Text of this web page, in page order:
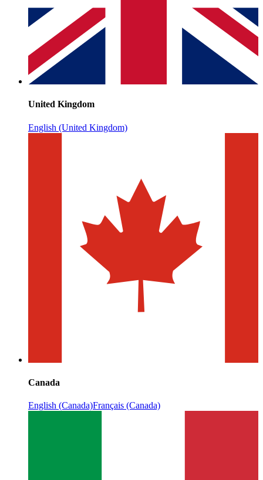
United Kingdom
English (United Kingdom)
Canada
English (Canada)Français (Canada)